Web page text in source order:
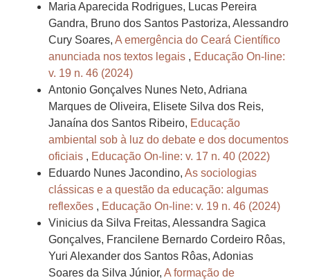
Maria Aparecida Rodrigues, Lucas Pereira
Gandra, Bruno dos Santos Pastoriza, Alessandro
Cury Soares, A emergência do Ceará Científico
anunciada nos textos legais , Educação On-line:
v. 19 n. 46 (2024)
Antonio Gonçalves Nunes Neto, Adriana
Marques de Oliveira, Elisete Silva dos Reis,
Janaína dos Santos Ribeiro, Educação
ambiental sob à luz do debate e dos documentos
oficiais , Educação On-line: v. 17 n. 40 (2022)
Eduardo Nunes Jacondino, As sociologias
clássicas e a questão da educação: algumas
reflexões , Educação On-line: v. 19 n. 46 (2024)
Vinicius da Silva Freitas, Alessandra Sagica
Gonçalves, Francilene Bernardo Cordeiro Rôas,
Yuri Alexander dos Santos Rôas, Adonias
Soares da Silva Júnior, A formação de